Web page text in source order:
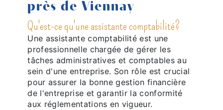
près de Viennay
Qu'est-ce qu'une assistante comptabilité?
Une assistante comptabilité est une
professionnelle chargée de gérer les
tâches administratives et comptables au
sein d'une entreprise. Son rôle est crucial
pour assurer la bonne gestion financière
de l'entreprise et garantir la conformité
aux réglementations en vigueur.